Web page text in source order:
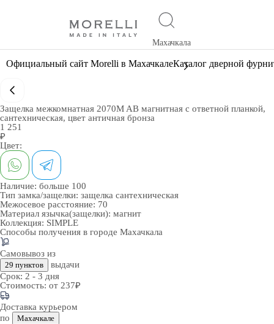
Махачкала
Официальный сайт Morelli в МахачкалеКаталог дверной
Защелка межкомнатная 2070M AB магнитная с ответной планкой,
сантехническая, цвет античная бронза
1 251
₽
Цвет:
Наличие: больше 100
Тип замка/защелки: защелка сантехническая
Межосевое расстояние: 70
Материал язычка(защелки): магнит
Коллекция: SIMPLE
Способы получения в городе Махачкала
Самовывоз из
29 пунктов
выдачи
Срок: 2 - 3 дня
Стоимость: от 237₽
Доставка курьером
по
Махачкале